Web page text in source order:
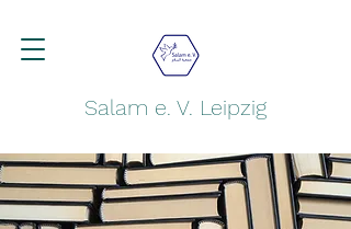
Salam e. V. Leipzig